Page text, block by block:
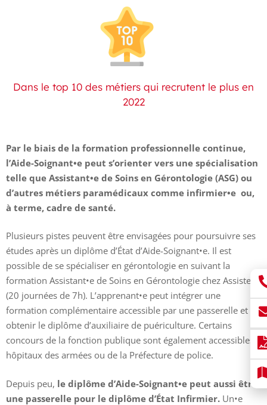
Dans le top 10 des métiers qui recrutent le plus en
2022
Par le biais de la formation professionnelle continue,
l’Aide-Soignant•e peut s’orienter vers une spécialisation
telle que Assistant•e de Soins en Gérontologie (ASG) ou
d’autres métiers paramédicaux comme infirmier•e ou,
à terme, cadre de santé.
Plusieurs pistes peuvent être envisagées pour poursuivre ses
études après un diplôme d’État d’Aide-Soignant•e. Il est
possible de se spécialiser en gérontologie en suivant la
formation Assistant•e de Soins en Gérontologie chez Assisteal
(20 journées de 7h). L’apprenant•e peut intégrer une
formation complémentaire accessible par une passerelle et
obtenir le diplôme d’auxiliaire de puériculture. Certains
concours de la fonction publique sont également accessibles :
hôpitaux des armées ou de la Préfecture de police.
Depuis peu, le diplôme d’Aide-Soignant•e peut aussi être
une passerelle pour le diplôme d’État Infirmier. Un•e